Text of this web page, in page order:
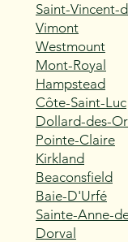
Saint-Vincent-
Vimont
Westmount
Mont-Royal
Hampstead
Côte-Saint-Luc
Dollard-des-
Pointe-Claire
Kirkland
Beaconsfield
Baie-D'Urfé
Sainte-Anne-
Dorval